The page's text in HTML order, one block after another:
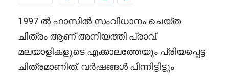
1997 ൽ ഫാസിൽ സംവിധാനം ചെയ്ത
ചിത്രം ആണ് അനിയത്തി പ്രാവ്.
മലയാളികളുടെ എക്കാലത്തേയും പ്രിയപ്പെട്ട
ചിത്രമാണിത്. വർഷങ്ങൾ പിന്നിട്ടിട്ടും